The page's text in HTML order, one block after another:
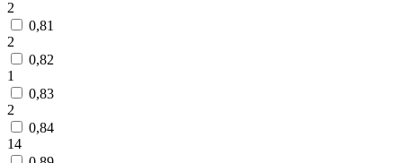
2
0,81
2
0,82
1
0,83
2
0,84
14